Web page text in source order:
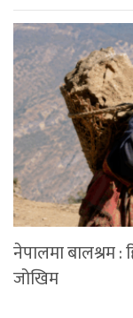
नेपालमा बालश्रम :
जोखिम